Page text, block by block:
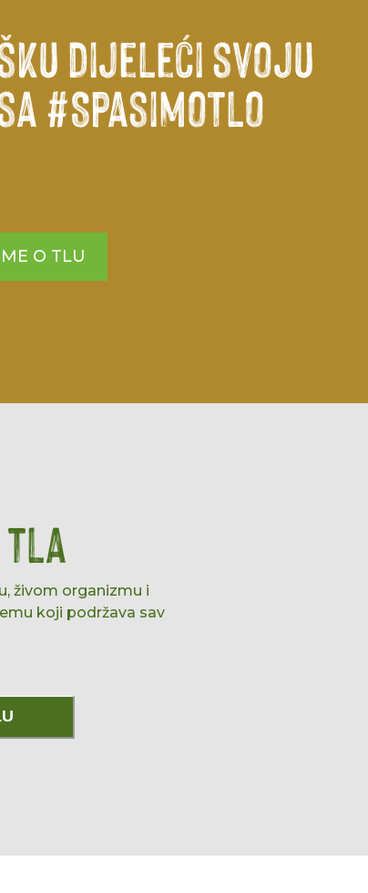
dijeleći svoju
#SpasimoTlo
O TLU
tla
živom organizmu i
koji podržava sav